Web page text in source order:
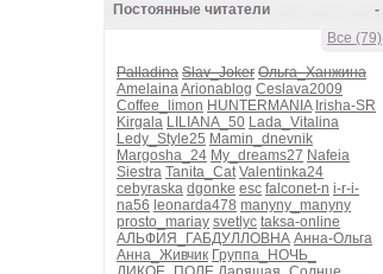
-
Постоянные читатели
Все (79)
Palladina Slav_Joker Ольга_Ханжина
AmelainaArionablog Ceslava2009
Coffee_limon HUNTERMANIA Irisha-SR
Kirgala LILIANA_50 Lada_Vitalina
Ledy_Style25 Mamin_dnevnik
Margosha_24 My_dreams27 Nafeia
Siestra Tanita_Cat Valentinka24
cebyraska dgonke esc falconet-n i-r-i-
na56 leonarda478 manyny_manyny
prosto_mariay svetlyc taksa-online
АЛЬФИЯ_ГАБДУЛЛОВНА Анна-Ольга
Анна_Живчик Группа_НОЧЬ_